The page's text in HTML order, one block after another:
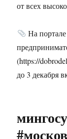
от всех
На
(https://
до 3 декабря